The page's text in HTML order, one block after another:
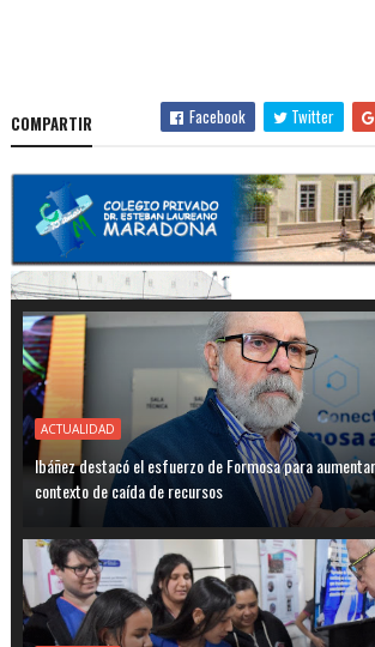
COMPARTIR Facebook Twitter
ACTUALIDAD
Ibáñez destacó el esfuerzo de Formosa para
contexto de caída de recursos